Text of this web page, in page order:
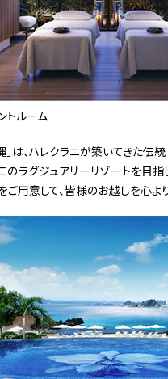
トルーム
」は、ハレクラニが築いてきた
のラグジュアリーリゾートを目
ご用意して、皆様のお越しを心よ